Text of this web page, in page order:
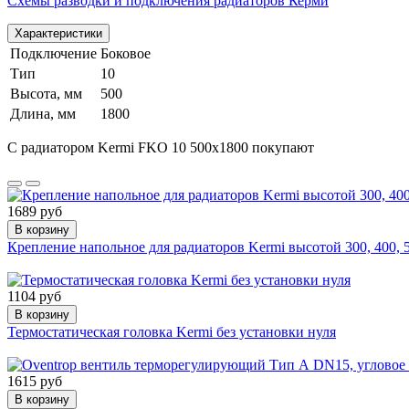
Характеристики
Подключение Боковое
Тип
10
Высота, мм
500
Длина, мм
1800
С радиатором Kermi FKO 10 500x1800 покупают
1689 руб
В корзину
Крепление напольное для радиаторов Kermi высотой 300, 400,
1104 руб
В корзину
Термостатическая головка Kermi без установки нуля
1615 руб
В корзину